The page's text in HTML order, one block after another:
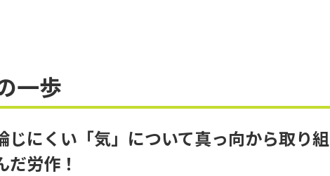
一歩
じにくい「気」について真っ向から取り組
だ労作！